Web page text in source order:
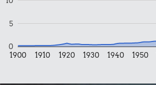
1900 1910 1920 1930 1940 1950
0
5